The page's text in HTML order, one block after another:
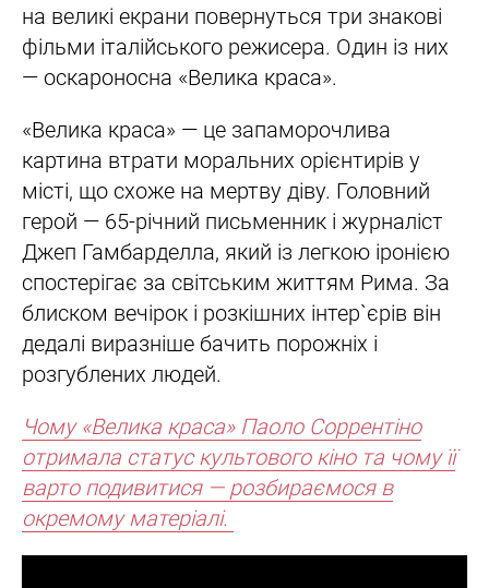
на великі екрани повернуться три знакові
фільми італійського режисера. Один із них
— оскароносна «Велика краса».
«Велика краса» — це запаморочлива
картина втрати моральних орієнтирів у
місті, що схоже на мертву діву. Головний
герой — 65-річний письменник і журналіст
Джеп Гамбарделла, який із легкою іронією
спостерігає за світським життям Рима. За
блиском вечірок і розкішних інтер`єрів він
дедалі виразніше бачить порожніх і
розгублених людей.
Чому «Велика краса» Паоло Соррентіно
отримала статус культового кіно та чому її
варто подивитися — розбираємося в
окремому матеріалі.